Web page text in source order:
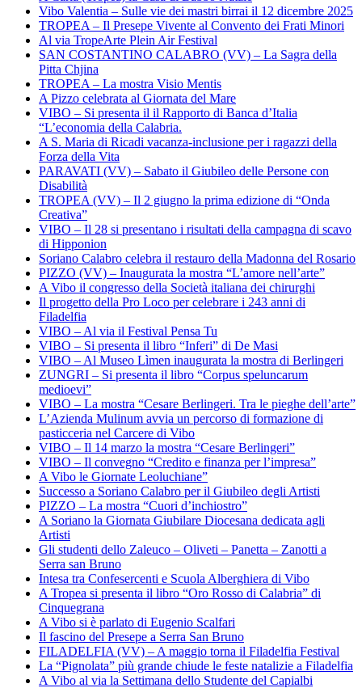
Vibo Valentia – Sulle vie dei mastri birrai il 12 dicembre 2025
TROPEA – Il Presepe Vivente al Convento dei Frati Minori
Al via TropeArte Plein Air Festival
SAN COSTANTINO CALABRO (VV) – La Sagra della
Pitta Chjina
TROPEA – La mostra Visio Mentis
A Pizzo celebrata al Giornata del Mare
VIBO – Si presenta il il Rapporto di Banca d’Italia
“L’economia della Calabria.
A S. Maria di Ricadi vacanza-inclusione per i ragazzi della
Forza della Vita
PARAVATI (VV) – Sabato il Giubileo delle Persone con
Disabilità
TROPEA (VV) – Il 2 giugno la prima edizione di “Onda
Creativa”
VIBO – Il 28 si presentano i risultati della campagna di scavo
di Hipponion
Soriano Calabro celebra il restauro della Madonna del Rosario
PIZZO (VV) – Inaugurata la mostra “L’amore nell’arte”
A Vibo il congresso della Società italiana dei chirurghi
Il progetto della Pro Loco per celebrare i 243 anni di
Filadelfia
VIBO – Al via il Festival Pensa Tu
VIBO – Si presenta il libro “Inferi” di De Masi
VIBO – Al Museo Lìmen inaugurata la mostra di Berlingeri
ZUNGRI – Si presenta il libro “Corpus speluncarum
medioevi”
VIBO – La mostra “Cesare Berlingeri. Tra le pieghe dell’arte”
L’Azienda Mulinum avvia un percorso di formazione di
pasticceria nel Carcere di Vibo
VIBO – Il 14 marzo la mostra “Cesare Berlingeri”
VIBO – Il convegno “Credito e finanza per l’impresa”
A Vibo le Giornate Leoluchiane”
Successo a Soriano Calabro per il Giubileo degli Artisti
PIZZO – La mostra “Cuori d’inchiostro”
A Soriano la Giornata Giubilare Diocesana dedicata agli
Artisti
Gli studenti dello Zaleuco – Oliveti – Panetta – Zanotti a
Serra san Bruno
Intesa tra Confesercenti e Scuola Alberghiera di Vibo
A Tropea si presenta il libro “Oro Rosso di Calabria” di
Cinquegrana
A Vibo si è parlato di Eugenio Scalfari
Il fascino del Presepe a Serra San Bruno
FILADELFIA (VV) – A maggio torna il Filadelfia Festival
La “Pignolata” più grande chiude le feste natalizie a Filadelfia
A Vibo al via la Settimana dello Studente del Capialbi